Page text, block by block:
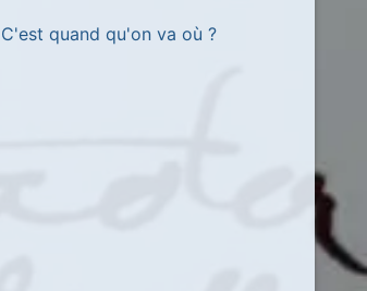
C'est quand qu'on va où ?